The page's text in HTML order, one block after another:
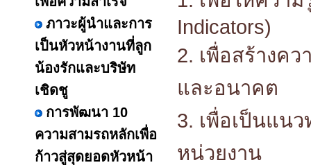
ภาวะผู้นำและการ
เป็นหัวหน้างานที่ลูก
น้องรักและบริษัท
เชิดชู
การพัฒนา 10
ความสามรถหลักเพื่อ
ก้าวสู่สุดยอดหัวหน้า
Indicators)
2. เพื่อสร้างค
และอนาคต
3. เพื่อเป็นแน
หน่วยงาน